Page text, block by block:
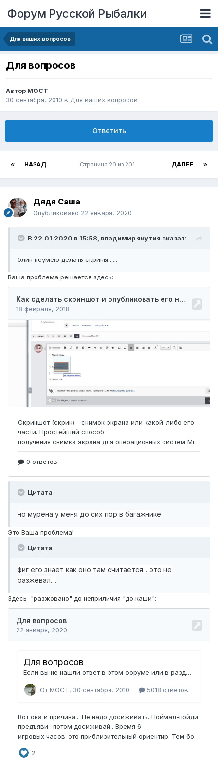
Форум Русской Рыбалки
Для ваших вопросов
Для вопросов
Автор MOCT
30 сентября, 2010 в Для ваших вопросов
Ответить
НАЗАД ДАЛЕЕ
Страница 20 из 201
Дядя Саша
Опубликовано 22 января, 2020
В 22.01.2020 в 15:58, владимир якутия сказал:
блин неумею делать скрины .....
Ваша проблема решается здесь:
Цитата
но мурена у меня до сих пор в багажнике
Это Ваша проблема!
Цитата
фиг его знает как оно там считается... это не
разжевал....
Здесь "разжовано" до неприличия "до каши":